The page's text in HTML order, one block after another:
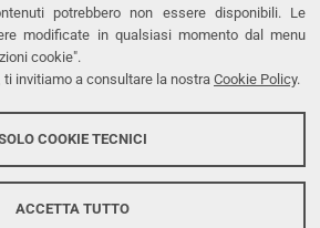
potrebbero non essere disponibili. Le
modificate in qualsiasi momento dal menu
cookie".
invitiamo a consultare la nostra Cookie Policy.
COOKIE TECNICI
ACCETTA TUTTO
di accessibilità
dati personali